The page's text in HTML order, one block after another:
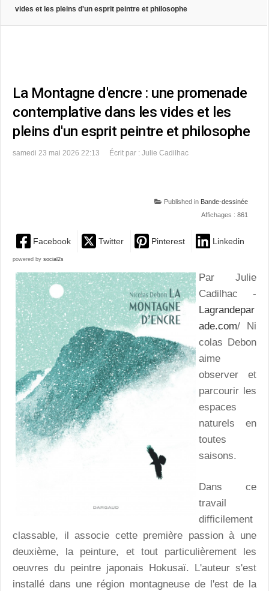
vides et les pleins d'un esprit peintre et philosophe
La Montagne d'encre : une promenade
contemplative dans les vides et les
pleins d'un esprit peintre et philosophe
samedi 23 mai 2026 22:13 Écrit par : Julie Cadilhac
Published in Bande-dessinée
Affichages : 861
Facebook Twitter Pinterest Linkedin
powered by social2s
Par Julie
Cadilhac -
Lagrandepar
ade.com/ Ni
colas Debon
aime
observer et
parcourir les
espaces
naturels en
toutes
saisons.
Dans ce
travail
difficilement
classable, il associe cette première passion à une
deuxième, la peinture, et tout particulièrement les
oeuvres du peintre japonais Hokusaï. L'auteur s'est
installé dans une région montagneuse de l'est de la